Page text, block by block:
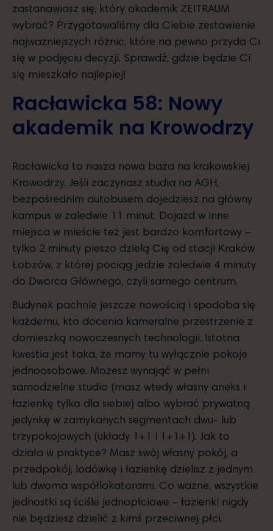
zastanawiasz się, który akademik ZEITRAUM
wybrać? Przygotowaliśmy dla Ciebie zestawienie
najwazniejszych różnic, które na pewno przyda Ci
się w podjęciu decyzji. Sprawdź, gdzie będzie Ci
się mieszkało najlepiej!
Racławicka 58: Nowy
akademik na Krowodrzy
Racławicka to nasza nowa baza na krakowskiej
Krowodrzy. Jeśli zaczynasz studia na AGH,
bezpośrednim autobusem dojedziesz na główny
kampus w zaledwie 11 minut. Dojazd w inne
miejsca w mieście też jest bardzo komfortowy –
tylko 2 minuty pieszo dzielą Cię od stacji Kraków
Łobzów, z której pociąg jedzie zaledwie 4 minuty
do Dworca Głównego, czyli samego centrum.
Budynek pachnie jeszcze nowością i spodoba się
każdemu, kto docenia kameralne przestrzenie z
domieszką nowoczesnych technologii. Istotna
kwestia jest taka, że mamy tu wyłącznie pokoje
jednoosobowe. Możesz wynająć w pełni
samodzielne studio (masz wtedy własny aneks i
łazienkę tylko dla siebie) albo wybrać prywatną
jedynkę w zamykanych segmentach dwu- lub
trzypokojowych (układy 1+1 i 1+1+1). Jak to
działa w praktyce? Masz swój własny pokój, a
przedpokój, lodówkę i łazienkę dzielisz z jednym
lub dwoma współlokatorami. Co ważne, wszystkie
jednostki są ściśle jednopłciowe – łazienki nigdy
nie będziesz dzielić z kimś przeciwnej płci.